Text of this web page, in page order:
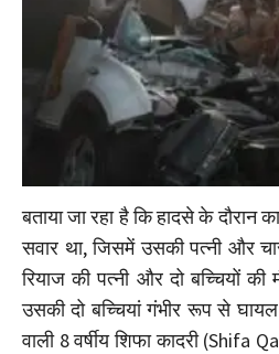
बताया जा रहा है कि हादसे के दौरान
सवार था, जिसमें उसकी पत्नी और
रियाज की पत्नी और दो बच्चियों
उसकी दो बच्चियां गंभीर रूप से
वाली 8 वर्षीय शिफा कादरी (Shifa